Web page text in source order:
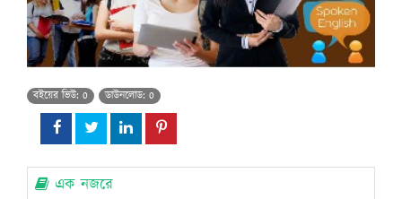
বইয়ের ভিউ: 0 ডাউনলোড: 0
এক নজরে